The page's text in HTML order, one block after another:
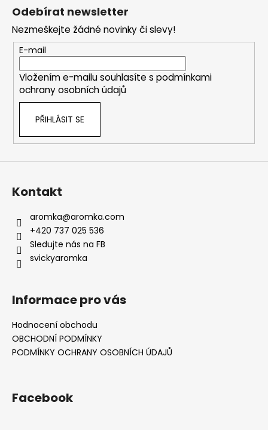
Odebírat newsletter
Nezmeškejte žádné novinky či slevy!
E-mail
Vložením e-mailu souhlasíte s podmínkami
ochrany osobních údajů
PŘIHLÁSIT SE
Kontakt
aromka@aromka.com
+420 737 025 536
Sledujte nás na FB
svickyaromka
Informace pro vás
Hodnocení obchodu
OBCHODNÍ PODMÍNKY
PODMÍNKY OCHRANY OSOBNÍCH ÚDAJŮ
Facebook